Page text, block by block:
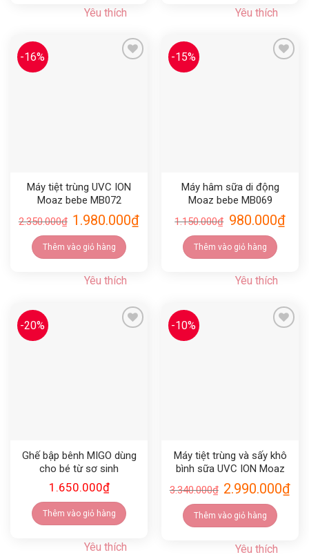
Yêu thích Yêu thích
-16%
Máy tiệt trùng UVC ION
Moaz bebe MB072
2.350.000₫ 1.980.000₫
Thêm vào giỏ hàng
Yêu thích
-15%
Máy hâm sữa di động
Moaz bebe MB069
1.150.000₫ 980.000₫
Thêm vào giỏ hàng
Yêu thích
-20%
Ghế bập bênh MIGO dùng
cho bé từ sơ sinh
1.650.000₫
Thêm vào giỏ hàng
Yêu thích
-10%
Máy tiệt trùng và sấy khô
bình sữa UVC ION Moaz
bebe MB082
3.340.000₫ 2.990.000₫
Thêm vào giỏ hàng
Yêu thích